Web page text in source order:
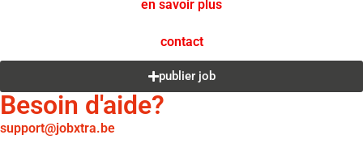
en savoir plus
contact
publier job
Besoin d'aide?
support@jobxtra.be